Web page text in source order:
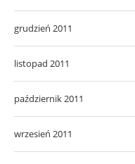
grudzień 2011
listopad 2011
październik 2011
wrzesień 2011